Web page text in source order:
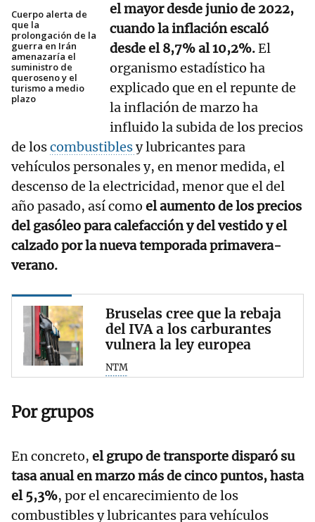
Cuerpo alerta de
que la
prolongación de la
guerra en Irán
amenazaría el
suministro de
queroseno y el
turismo a medio
plazo
el mayor desde junio de 2022,
cuando la inflación escaló
desde el 8,7% al 10,2%.El
organismo estadístico ha
explicado que en el repunte de
la inflación de marzo ha
influido la subida de los precios
de loscombustiblesy lubricantes para
vehículos personales y, en menor medida, el
descenso de la electricidad, menor que el del
año pasado, así como el aumento de los precios
del gasóleo para calefacción y del vestido y el
calzado por la nueva temporada primavera-
verano.
Bruselas cree que la rebaja
del IVA a los carburantes
vulnera la ley europea
NTM
Por grupos
En concreto, el grupo de transporte disparó su
tasa anual en marzo más de cinco puntos, hasta
el 5,3%, por el encarecimiento de los
combustibles y lubricantes para vehículos